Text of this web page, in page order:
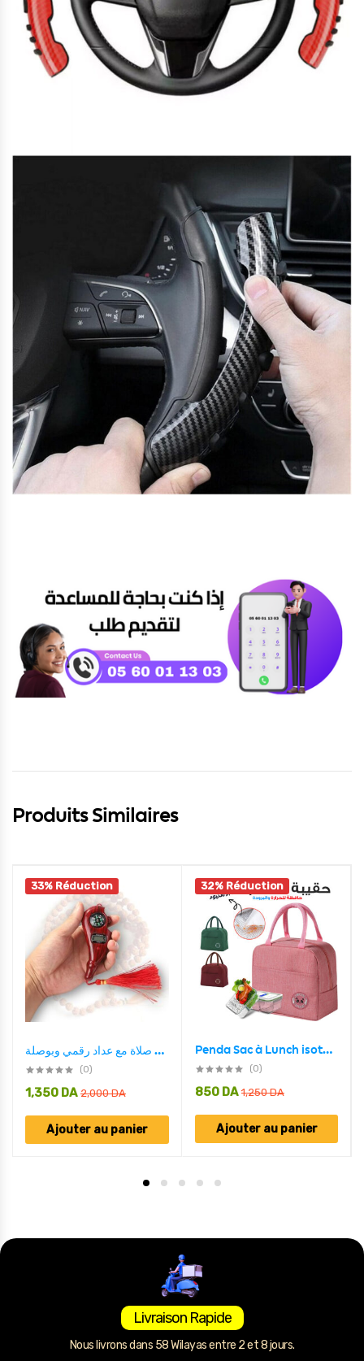
Produits Similaires
33% Réduction
جهاز تسبيح رقمي محمول، سبحة صلاة مع عداد رقمي وبوصلة
(0)
2,000DA
1,350 DA
Ajouter au panier
32% Réduction
Penda Sac à Lunch isotherme Portable étanche VGR- حقيبة غداء معزولة محمولة مقاومة للماء
(0)
1,250DA
850 DA
Ajouter au panier
Livraison Rapide
Nous livrons dans 58 Wilayas entre 2 et 8 jours.